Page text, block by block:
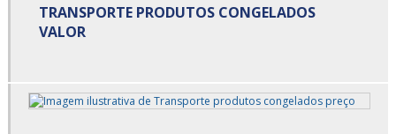
Carga de alimentos
Carga fracionada
TRANSPORTE PRODUTOS CONGELADOS
VALOR